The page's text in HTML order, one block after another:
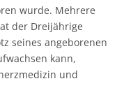
wurde. Mehrere
der Dreijährige
seines angeborenen
kann,
und